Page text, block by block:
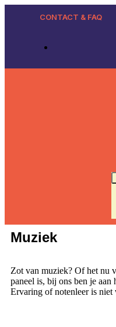
CONTACT & FAQ
Muziek
Zot van muziek? Of het nu
paneel is, bij ons ben je aan
Ervaring of notenleer is niet